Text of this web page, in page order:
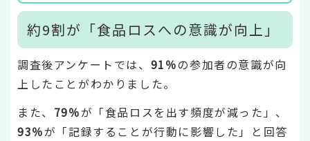
約9割が「食品ロスへの意識が向上」
調査後アンケートでは、 91％の参加者の意識が向
上したことがわかりました。
また、 79％が「食品ロスを出す頻度が減った」、
93％が「記録することが行動に影響した」と回答